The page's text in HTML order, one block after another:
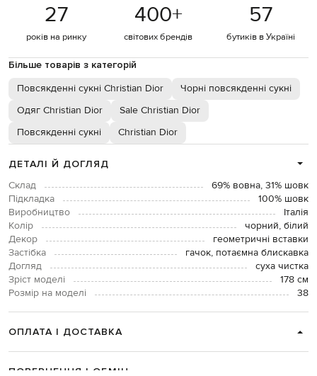
27
років на ринку
400+
світових брендів
57
бутиків в Україні
Більше товарів з категорій
Повсякденні сукні Christian Dior
Чорні повсякденні сукні
Одяг Christian Dior
Sale Christian Dior
Повсякденні сукні
Christian Dior
ДЕТАЛІ Й ДОГЛЯД
Склад
69% вовна, 31% шовк
Підкладка
100% шовк
Виробництво
Італія
Колір
чорний, білий
Декор
геометричні вставки
Застібка
гачок, потаємна блискавка
Догляд
суха чистка
Зріст моделі
178 см
Розмір на моделі
38
ОПЛАТА І ДОСТАВКА
ПОВЕРНЕННЯ І ОБМІН